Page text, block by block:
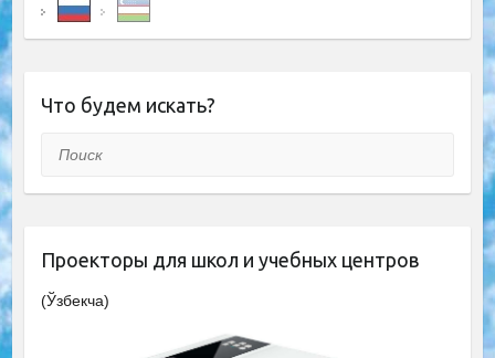
Что будем искать?
Поиск
Проекторы для школ и учебных центров
(Ўзбекча)